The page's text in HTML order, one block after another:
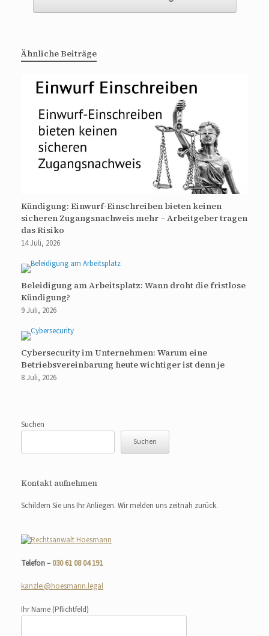
Ähnliche Beiträge
Kündigung: Einwurf-Einschreiben bieten keinen
sicheren Zugangsnachweis mehr – Arbeitgeber tragen
das Risiko
14 Juli, 2026
Beleidigung am Arbeitsplatz: Wann droht die fristlose
Kündigung?
9 Juli, 2026
Cybersecurity im Unternehmen: Warum eine
Betriebsvereinbarung heute wichtiger ist denn je
8 Juli, 2026
Suchen
Suchen
Kontakt aufnehmen
Schildern Sie uns Ihr Anliegen. Wir melden uns zeitnah zurück.
Telefon –030 61 08 04 191
kanzlei@hoesmann.legal
Ihr Name (Pflichtfeld)